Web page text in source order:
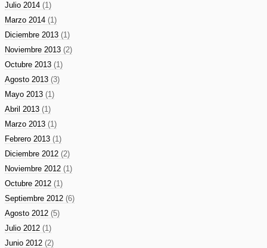
Julio 2014 (1)
Marzo 2014 (1)
Diciembre 2013 (1)
Noviembre 2013 (2)
Octubre 2013 (1)
Agosto 2013 (3)
Mayo 2013 (1)
Abril 2013 (1)
Marzo 2013 (1)
Febrero 2013 (1)
Diciembre 2012 (2)
Noviembre 2012 (1)
Octubre 2012 (1)
Septiembre 2012 (6)
Agosto 2012 (5)
Julio 2012 (1)
Junio 2012 (2)